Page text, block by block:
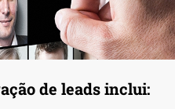
de leads inclui: